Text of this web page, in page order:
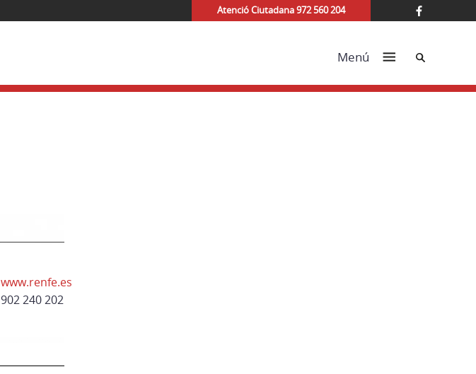
Atenció Ciutadana 972 560 204
Menú Cerca
www.renfe.es
902 240 202